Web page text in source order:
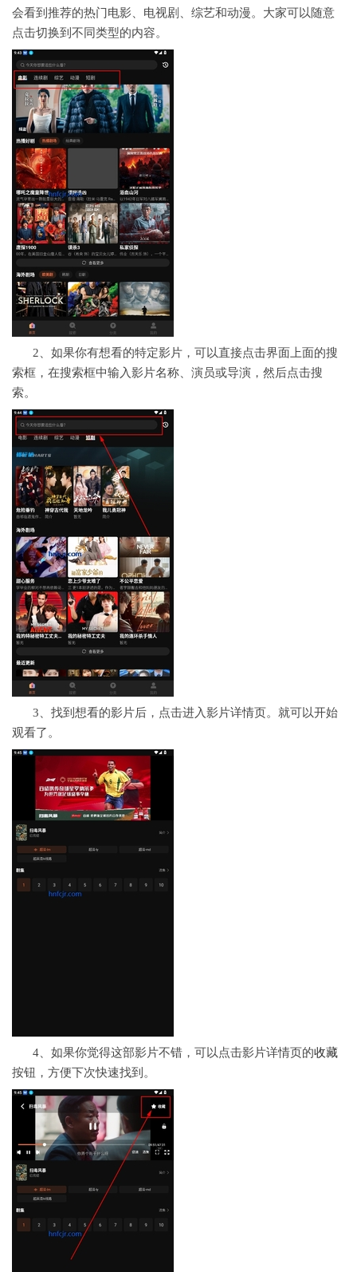
会看到推荐的热门电影、电视剧、综艺和动漫。大家可以随意
点击切换到不同类型的内容。
2、如果你有想看的特定影片，可以直接点击界面上面的搜
索框，在搜索框中输入影片名称、演员或导演，然后点击搜
索。
3、找到想看的影片后，点击进入影片详情页。就可以开始
观看了。
4、如果你觉得这部影片不错，可以点击影片详情页的收藏
按钮，方便下次快速找到。